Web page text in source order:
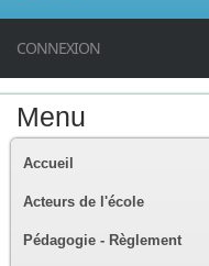
CONNEXION
Menu
Accueil
Acteurs de l'école
Pédagogie - Règlement